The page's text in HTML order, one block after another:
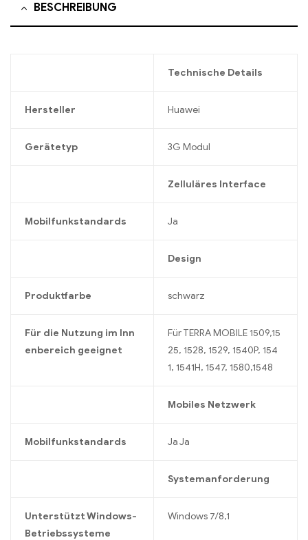
BESCHREIBUNG
Technische Details
Hersteller Huawei
Gerätetyp 3G Modul
Zelluläres Interface
Mobilfunkstandards Ja
Design
Produktfarbe schwarz
Für die Nutzung im Inn
enbereich geeignet
Für TERRA MOBILE 1509,15
25, 1528, 1529, 1540P, 154
1, 1541H, 1547, 1580,1548
Mobiles Netzwerk
Mobilfunkstandards Ja Ja
Systemanforderung
Unterstützt Windows-
Betriebssysteme
Windows 7/8,1